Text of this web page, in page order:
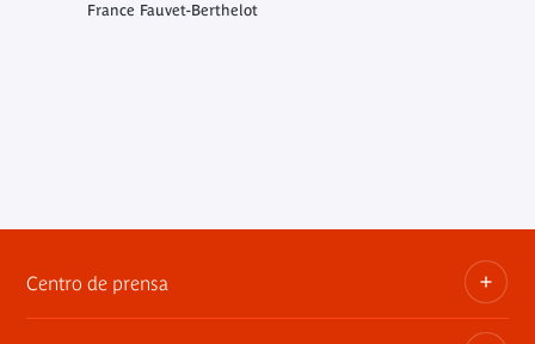
France Fauvet-Berthelot
Centro de prensa